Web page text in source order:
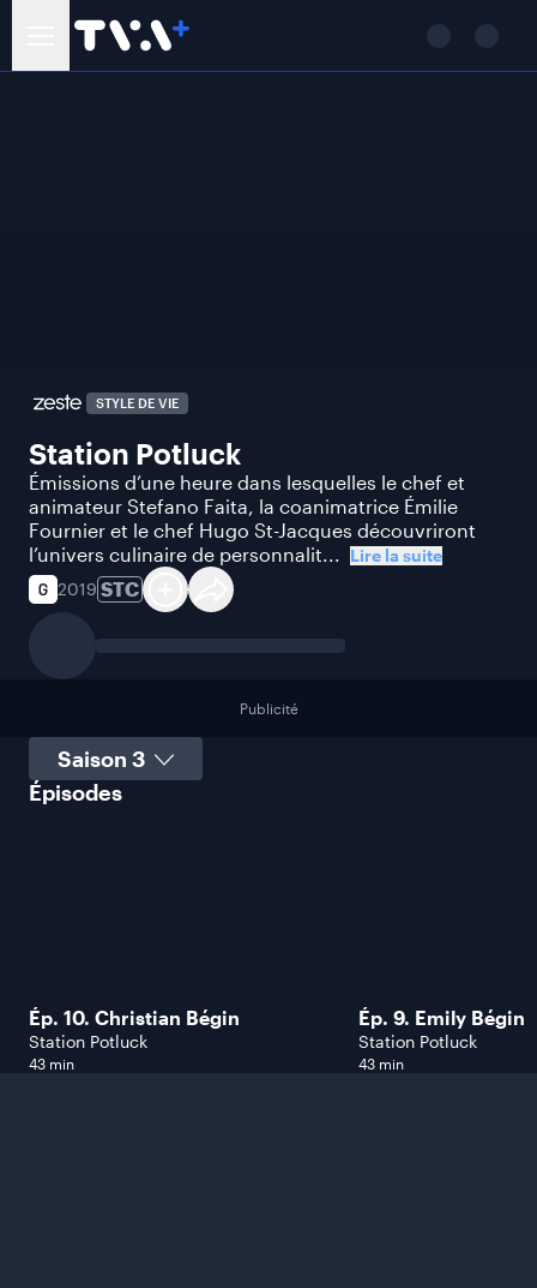
STYLE DE VIE
Station Potluck
Émissions d’une heure dans lesquelles le chef et
animateur Stefano Faita, la coanimatrice Émilie
Fournier et le chef Hugo St-Jacques découvriront
l’univers culinaire de personnalit... Lire la suite
2019 STC
Publicité
Sélectionner une saison
Épisodes
Ép. 10. Christian Bégin
Station Potluck
43 min
Ép. 9. Emily Bégin
Station Potluck
43 min